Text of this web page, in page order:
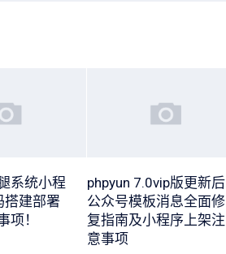
系统小程
搭建部署
项！
phpyun 7.0vip版更新后
公众号模板消息全面修
复指南及小程序上架注
意事项